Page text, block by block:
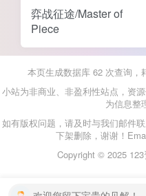
弈战征途/Master of
Piece
本页生成数据库 62 次查询，
小站为非商业、非盈利性站点，资
为信息整
如有版权问题，请及时与我们邮件
下架删除，谢谢！
Copyright © 2025